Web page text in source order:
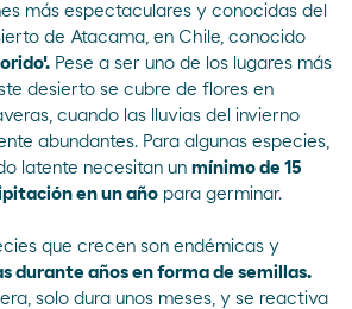
más espectaculares y conocidas del
de Atacama , en Chile, conocido
Pese a ser uno de los lugares más
desierto se cubre de flores en
cuando las lluvias del invierno
abundantes. Para algunas especies,
latente necesitan un mínimo de 15
en un año para germinar.
que crecen son endémicas y
durante años en forma de semillas.
solo dura unos meses, y se reactiva